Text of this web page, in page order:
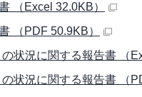
（Excel 32.0KB）
（PDF 50.9KB）
状況に関する報告書 （
状況に関する報告書 （